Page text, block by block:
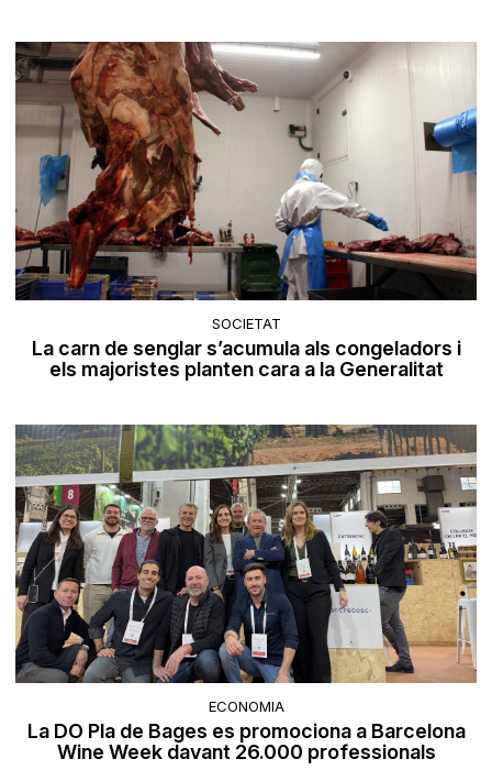
SOCIETAT
La carn de senglar s’acumula als congeladors i
els majoristes planten cara a la Generalitat
ECONOMIA
La DO Pla de Bages es promociona a Barcelona
Wine Week davant 26.000 professionals